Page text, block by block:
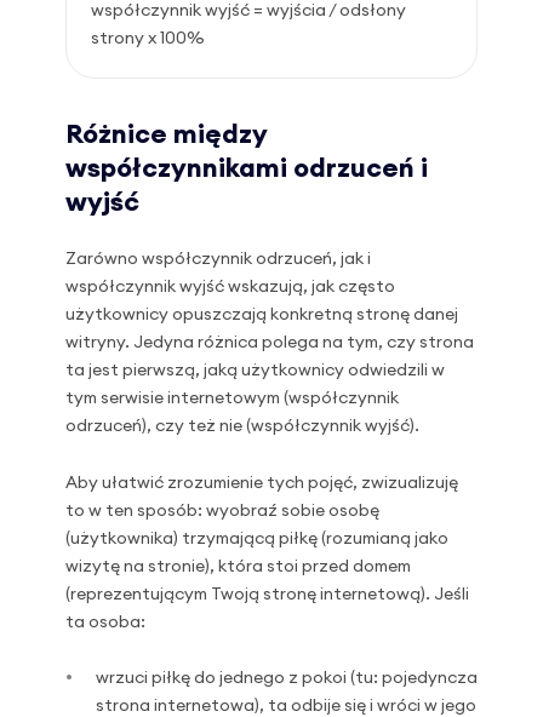
współczynnik wyjść = wyjścia / odsłony
strony x 100%
Różnice między
współczynnikami odrzuceń i
wyjść
Zarówno współczynnik odrzuceń, jak i
współczynnik wyjść wskazują, jak często
użytkownicy opuszczają konkretną stronę danej
witryny. Jedyna różnica polega na tym, czy strona
ta jest pierwszą, jaką użytkownicy odwiedzili w
tym serwisie internetowym (współczynnik
odrzuceń), czy też nie (współczynnik wyjść).
Aby ułatwić zrozumienie tych pojęć, zwizualizuję
to w ten sposób: wyobraź sobie osobę
(użytkownika) trzymającą piłkę (rozumianą jako
wizytę na stronie), która stoi przed domem
(reprezentującym Twoją stronę internetową). Jeśli
ta osoba:
wrzuci piłkę do jednego z pokoi (tu: pojedyncza
strona internetowa), ta odbije się i wróci w jego